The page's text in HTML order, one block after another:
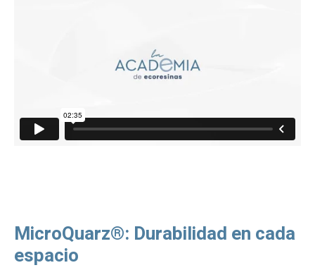
MicroQuarz®: Durabilidad en cada
espacio